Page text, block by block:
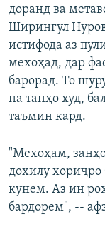
доранд ва
Ширингул
истифода аз
мехоҳад, дар
барорад. То
на танҳо худ,
таъмин кард.
"Мехоҳам,
дохилу
кунем. Аз ин
бардорем", --